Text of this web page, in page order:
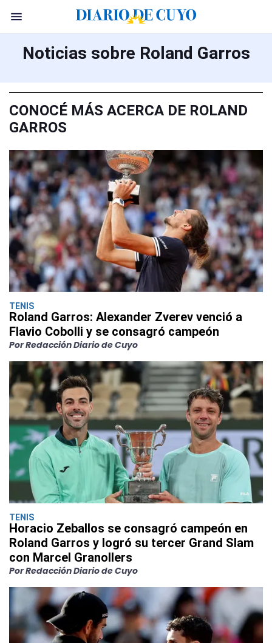
Noticias sobre Roland Garros
CONOCÉ MÁS ACERCA DE ROLAND
GARROS
TENIS
Roland Garros: Alexander Zverev venció a
Flavio Cobolli y se consagró campeón
Por Redacción Diario de Cuyo
TENIS
Horacio Zeballos se consagró campeón en
Roland Garros y logró su tercer Grand Slam
con Marcel Granollers
Por Redacción Diario de Cuyo